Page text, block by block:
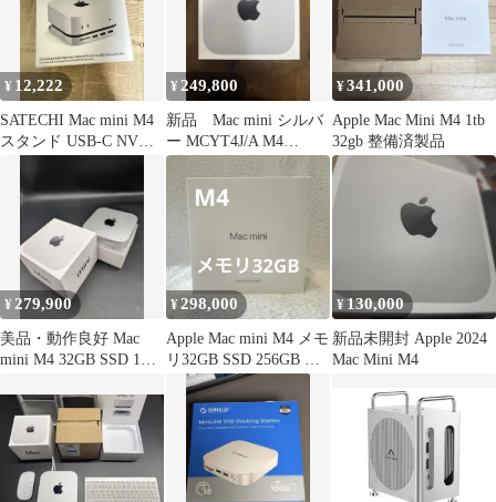
¥ 12,222
SATECHI Mac mini M4
スタンド USB-C NVMe
¥ 249,800
新品 Mac mini シルバ
ー MCYT4J/A M4
SSD512 24GB
¥341,000
Apple Mac Mini M4 1tb
32gb 整備済製品
¥ 279,900
美品・動作良好 Mac
mini M4 32GB SSD 1TB
¥298,000
Apple Mac mini M4 メモ
リ32GB SSD 256GB 未
使用
¥130,000
新品未開封 Apple 2024
Mac Mini M4